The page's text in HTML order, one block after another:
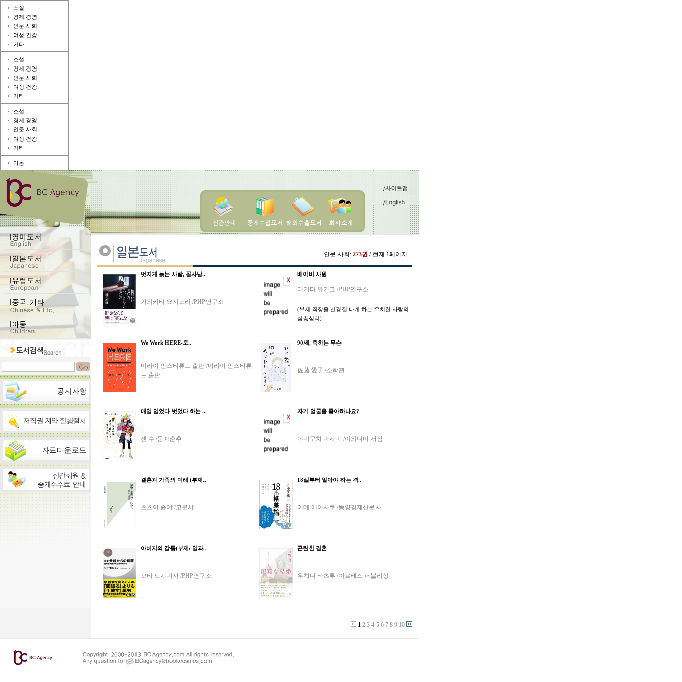
소설
경제.경영
인문.사회
여성.건강
기타
소설
경제.경영
인문.사회
여성.건강
기타
소설
경제.경영
인문.사회
여성.건강
기타
아동
인문.사회: 273권 / 현재 1페이지
멋지게 늙는 사람, 꼴사납..
가와키타 요시노리 /PHP연구소
베이비 사원
다키타 유키코 /PHP연구소
(부제:직장을 신경질 나게 하는 유치한 사람의
심층심리)
We Work HERE-도..
미라이 인스티튜드 출판 /미라이 인스티튜
드 출판
90세. 축하는 무슨
佐藤 愛子 /소학관
매일 입었다 벗었다 하는 ..
젠 수 /문예춘추
자기 얼굴을 좋아하나요?
야마구치 마사미 /이와나미 서점
결혼과 가족의 미래 (부재..
츠츠이 쥰야 /고분샤
18살부터 알아야 하는 격..
이데 에이사쿠 /동양경제신문사
아버지의 갈등(부제: 일과..
오타 도시마사 /PHP연구소
곤란한 결혼
우치다 타츠루 /아르테스 퍼블리싱
1 2 3 4 5 6 7 8 9 10